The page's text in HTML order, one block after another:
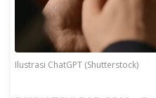
Ilustrasi ChatGPT (Shutterstock)